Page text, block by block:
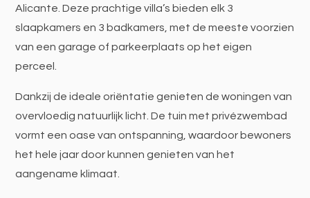
Alicante. Deze prachtige villa’s bieden elk 3
slaapkamers en 3 badkamers, met de meeste voorzien
van een garage of parkeerplaats op het eigen
perceel.
Dankzij de ideale oriëntatie genieten de woningen van
overvloedig natuurlijk licht. De tuin met privézwembad
vormt een oase van ontspanning, waardoor bewoners
het hele jaar door kunnen genieten van het
aangename klimaat.